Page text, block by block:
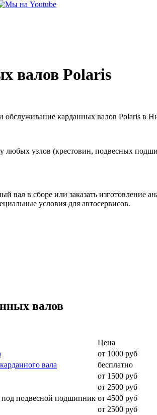
валов Polaris
обслуживание карданных валов Polaris в
любых узлов (крестовин, подвесных
вал в сборе или заказать изготовление
условия для автосервисов.
валов
Цена
от 1000 руб
вала
бесплатно
от 1500 руб
от 2500 руб
под подвесной подшипник от 4500 руб
от 2500 руб